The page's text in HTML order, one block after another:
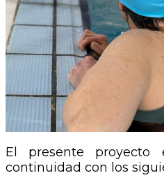
El presente
continuidad con los